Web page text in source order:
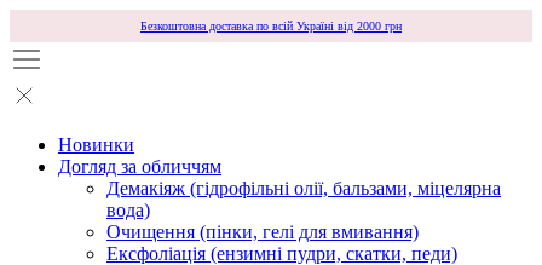
Безкоштовна доставка по всій Україні від 2000 грн
Новинки
Догляд за обличчям
Демакіяж (гідрофільні олії, бальзами, міцелярна
вода)
Очищення (пінки, гелі для вмивання)
Ексфоліація (ензимні пудри, скатки, педи)